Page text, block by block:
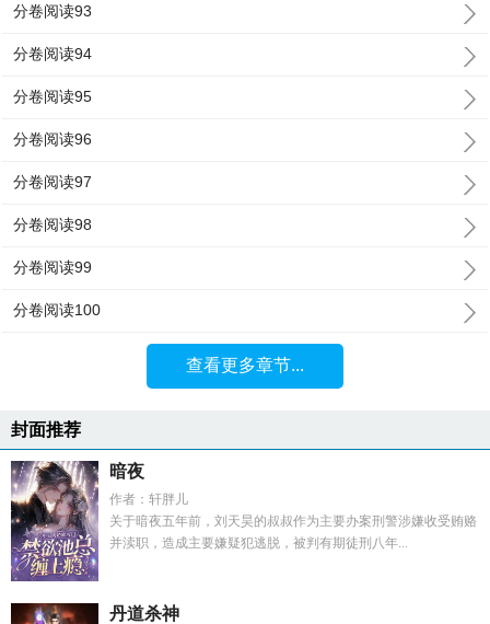
分卷阅读93
分卷阅读94
分卷阅读95
分卷阅读96
分卷阅读97
分卷阅读98
分卷阅读99
分卷阅读100
查看更多章节...
封面推荐
暗夜
作者：轩胖儿
关于暗夜五年前，刘天昊的叔叔作为主要办案刑警涉嫌收受贿赂
并渎职，造成主要嫌疑犯逃脱，被判有期徒刑八年...
丹道杀神